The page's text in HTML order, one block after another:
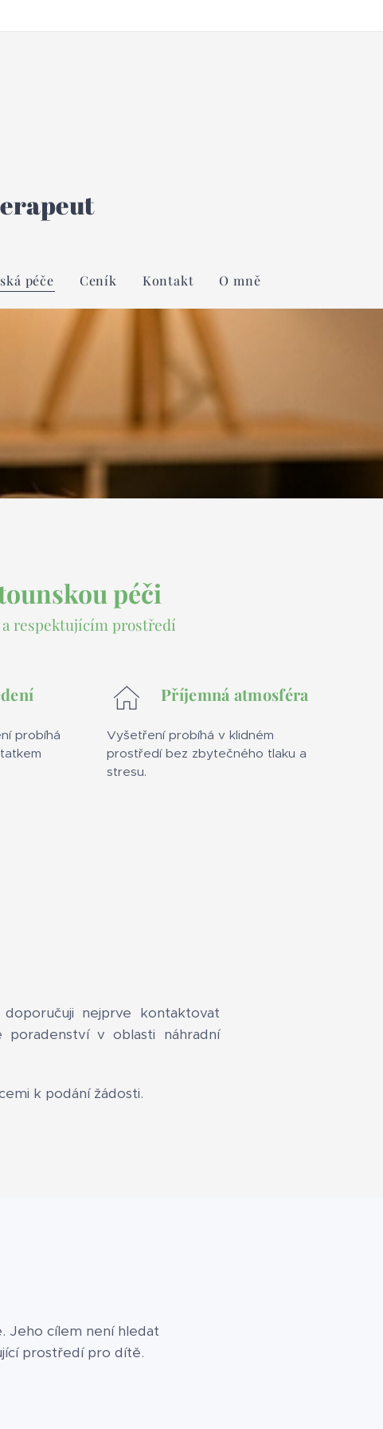
péče Ceník Kontakt O mně
péči
a respektujícím prostředí
probíhá
Příjemná atmosféra
Vyšetření probíhá v klidném
prostředí bez zbytečného tlaku a
stresu.
nejprve kontaktovat
v oblasti náhradní
k podání žádosti.
Jeho cílem není hledat
prostředí pro dítě.